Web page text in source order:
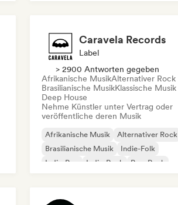
Caravela Records
Label
> 2900 Antworten gegeben
Afrikanische MusikAlternativer Rock
Brasilianische MusikKlassische Musik
Deep House
Nehme Künstler unter Vertrag oder
veröffentliche deren Musik
Afrikanische Musik
Alternativer Rock
Brasilianische Musik
Indie-Folk
Indie-Pop
Indie-Rock
Pop-Rock